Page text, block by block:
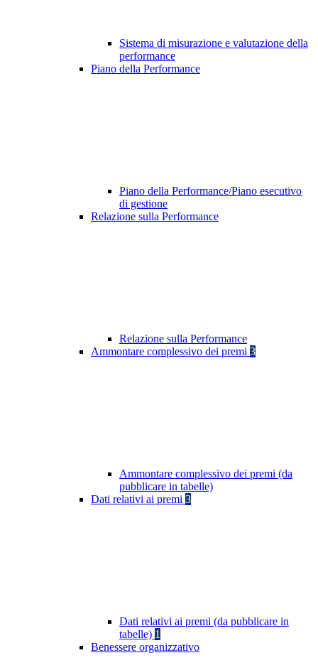
Sistema di misurazione e valutazione della
performance
Piano della Performance
Piano della Performance/Piano esecutivo
di gestione
Relazione sulla Performance
Relazione sulla Performance
Ammontare complessivo dei premi 3
Ammontare complessivo dei premi (da
pubblicare in tabelle)
Dati relativi ai premi 3
Dati relativi ai premi (da pubblicare in
tabelle) 1
Benessere organizzativo